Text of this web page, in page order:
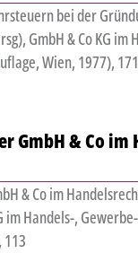
bei der
GmbH & Co KG
Wien, 1977), 171
GmbH & Co
& Co im
im Handels-,
113